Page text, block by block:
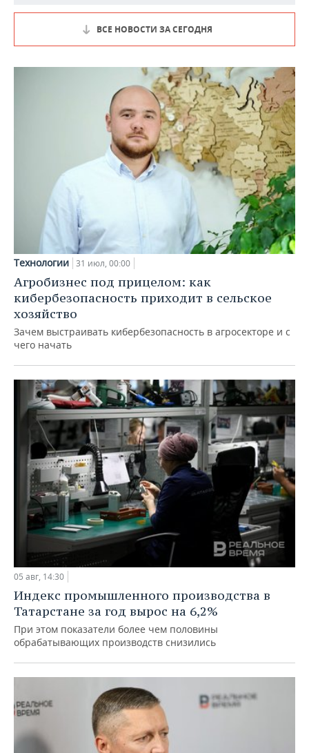
ВСЕ НОВОСТИ ЗА СЕГОДНЯ
Технологии 31 июл, 00:00
Агробизнес под прицелом: как
кибербезопасность приходит в сельское
хозяйство
Зачем выстраивать кибербезопасность в агросекторе и с
чего начать
05 авг, 14:30
Индекс промышленного производства в
Татарстане за год вырос на 6,2%
При этом показатели более чем половины
обрабатывающих производств снизились